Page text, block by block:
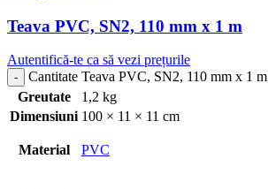
Teava PVC, SN2, 110 mm x 1 m
Autentifică-te ca să vezi prețurile
Cantitate Teava PVC, SN2, 110 mm x 1 m
Greutate
1,2 kg
Dimensiuni 100 × 11 × 11 cm
Material PVC